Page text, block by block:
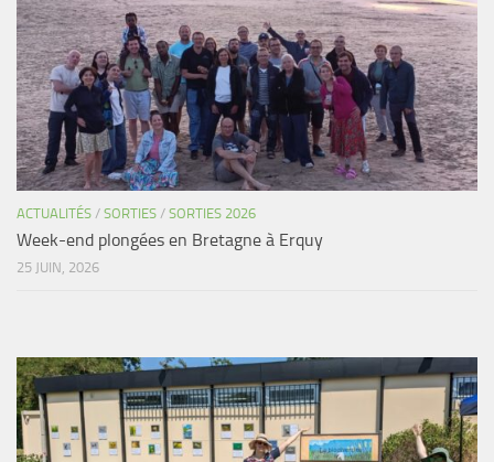
ACTUALITÉS / SORTIES / SORTIES 2026
Week-end plongées en Bretagne à Erquy
25 JUIN, 2026